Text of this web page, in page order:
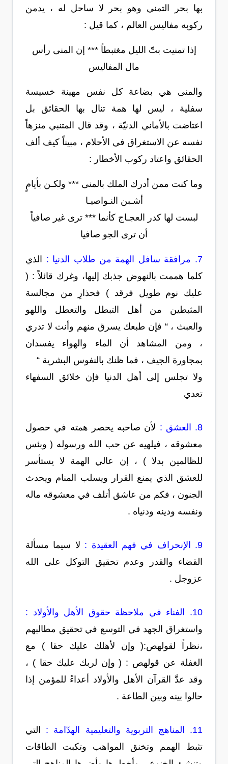
بها بحر التمني وهو بحر لا ساحل له ، يدمن
ركوبه مفاليس العالم ، كما قيل :
إذا تمنيت بتّ الليل مغتبطاً *** إن المنى رأس
مال المفاليس
والمنى هي بضاعة كل نفس مهينة خسيسة
سفلية ، ليس لها همة تنال بها الحقائق بل
اعتاضت بالأماني الدنيّة ، وقد قال المتنبي منزهاً
نفسه عن الاستغراق في الأحلام ، مبيناً كيف ألف
الحقائق واعتاد ركوب الأخطار :
وما كنت ممن أدرك الملك بالمنى *** ولكـن بأيامٍ
أشـبن النـواصيـا
لبست لها كدر العجـاج كأنما *** ترى غير صافياً
أن ترى الجو صافيا
7. مرافقة سافل الهمة من طلاب الدنيا :
الذي
كلما هممت بالنهوض جذبك إليها، وغرك قائلاً : (
عليك نوم طويل فرقد ) فحذارِ من مجالسة
المثبطين من أهل التبطل والتعطل واللهو
والعبث ، “ فإن طبعك يسرق منهم وأنت لا تدري
، ومن المشاهد أن الماء والهواء يفسدان
بمجاورة الجيف ، فما ظنك بالنفوس البشرية “
ولا تجلس إلى أهل الدنيا فإن خلائق السفهاء
تعدي
8. العشق :
لأن صاحبه يحصر همته في حصول
معشوقه ، فيلهيه عن حب الله ورسوله ( وبئس
للظالمين بدلا ) ، إن عالي الهمة لا يستأسر
للعشق الذي يمنع القرار ويسلب المنام ويحدث
الجنون ، فكم من عاشق أتلف في معشوقه ماله
ونفسه ودينه ودنياه .
9. الإنحراف في فهم العقيدة :
لا سيما مسألة
القضاء والقدر وعدم تحقيق التوكل على الله
عزوجل .
10. الفناء في ملاحظة حقوق الأهل والأولاد :
واستغراق الجهد في التوسع في تحقيق مطالبهم
،نظراً لقولهص:( وإن لأهلك عليك حقا ) مع
الغفلة عن قولهص : ( وإن لربك عليك حقا ) ،
وقد عدَّ القرآن الأهل والأولاد أعداءً للمؤمن إذا
حالوا بينه وبين الطاعة .
11. المناهج التربوية والتعليمية الهدّامة :
التي
تثبط الهمم وتخنق المواهب وتكبت الطاقات